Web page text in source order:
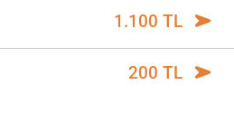
1.100 TL
200 TL